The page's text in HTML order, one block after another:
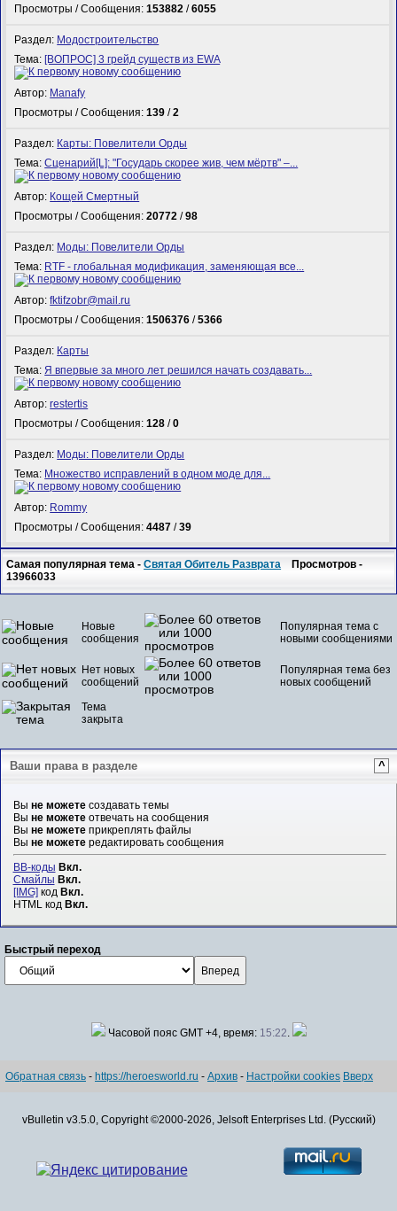
Просмотры / Сообщения:153882 /6055
Раздел: Модостроительство
Тема: [ВОПРОС] 3 грейд существ из EWA
Автор: Manafy
Просмотры / Сообщения:139 /2
Раздел: Карты: Повелители Орды
Тема:Сценарий[L]: "Государь скорее жив, чем мёртв" –...
Автор: Кощей Смертный
Просмотры / Сообщения:20772 /98
Раздел: Моды: Повелители Орды
Тема: RTF - глобальная модификация, заменяющая все...
Автор:fktifzobr@mail.ru
Просмотры / Сообщения:1506376 /5366
Раздел: Карты
Тема:Я впервые за много лет решился начать создавать...
Автор:restertis
Просмотры / Сообщения:128 /0
Раздел: Моды: Повелители Орды
Тема: Множество исправлений в одном моде для...
Автор: Rommy
Просмотры / Сообщения:4487 /39
Самая популярная тема -Святая Обитель Разврата Просмотров -
13966033
Новые
сообщения
Популярная тема с
новыми сообщениями
Нет новых
сообщений
Популярная тема без
новых сообщений
Тема
закрыта
Ваши права в разделе ^
Вы не можетесоздавать темы
Вы не можетеотвечать на сообщения
Вы не можетеприкреплять файлы
Вы не можетередактировать сообщения
BB-коды Вкл.
Смайлы Вкл.
[IMG]код Вкл.
HTML код Вкл.
Быстрый переход
Часовой пояс GMT +4, время: 15:22.
Обратная связь - https://heroesworld.ru - Архив - Настройки cookies Вверх
vBulletin v3.5.0, Copyright ©2000-2026, Jelsoft Enterprises Ltd. (Русский)